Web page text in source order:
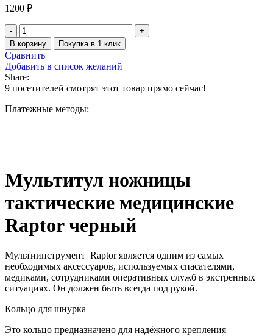
1200 ₽
В корзину Покупка в 1 клик
Сравнить
Добавить в список желаний
Share:
9 посетителей смотрят этот товар прямо сейчас!
Платежные методы:
Мультитул ножницы
тактические медицинские
Raptor черный
Мультиинструмент Raptor является одним из самых
необходимых аксессуаров, используемых спасателями,
медиками, сотрудниками оперативных служб в экстренных
ситуациях. Он должен быть всегда под рукой.
Кольцо для шнурка
Это кольцо предназначено для надёжного крепления